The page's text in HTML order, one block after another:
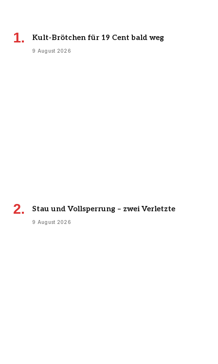
Kult-Brötchen für 19 Cent bald weg
9 August 2026
Stau und Vollsperrung – zwei Verletzte
9 August 2026